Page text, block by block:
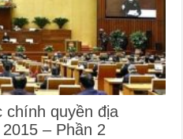
chính quyền địa
– Phần 2